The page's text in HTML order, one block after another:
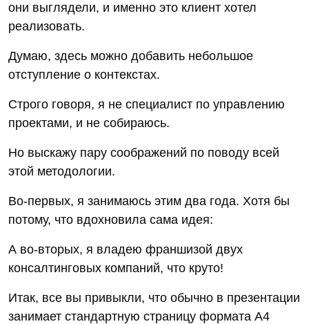
они выглядели, и именно это клиент хотел
реализовать.
Думаю, здесь можно добавить небольшое
отступление о контекстах.
Строго говоря, я не специалист по управлению
проектами, и не собираюсь.
Но выскажу пару соображений по поводу всей
этой методологии.
Во-первых, я занимаюсь этим два года. Хотя бы
потому, что вдохновила сама идея:
А во-вторых, я владею франшизой двух
консалтинговых компаний, что круто!
Итак, все вы привыкли, что обычно в презентации
занимает стандартную страницу формата А4